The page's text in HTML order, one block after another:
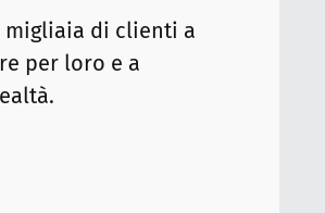
migliaia di clienti a
per loro e a